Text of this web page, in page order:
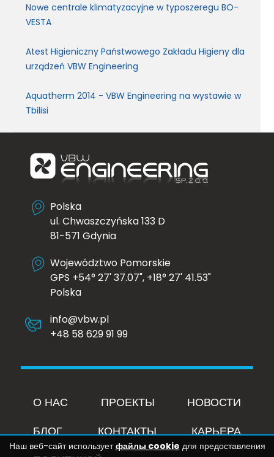
Наш веб-сайт используетфайлы cookie для предоставления
Nowe centrale klimatyzacyjne w typoszeregu BO-
VESTA
Atest Higieniczny Państwowego Zakładu Higieny dla
urządzeń VBW Engineering
Aquatherm 2014 - VBW Engineering na wystawie w
Tbilisi
Polska
ul. Chwaszczyńska 133 D
81-571 Gdynia
Województwo Pomorskie
GPS +54° 27' 37.07", +18° 27' 41.53"
Polska
info@vbw.pl
+48 58 629 91 99
О НАС ПРОЕКТЫ
НОВОСТИ
БЛОГ
КОНТАКТЫ
КАРЬЕРА